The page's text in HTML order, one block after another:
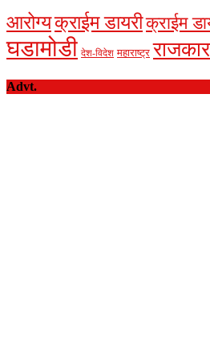
आरोग्यक्राईम डायरीक्राईम
घडामोडी देश-विदेश महाराष्ट्र
Advt.